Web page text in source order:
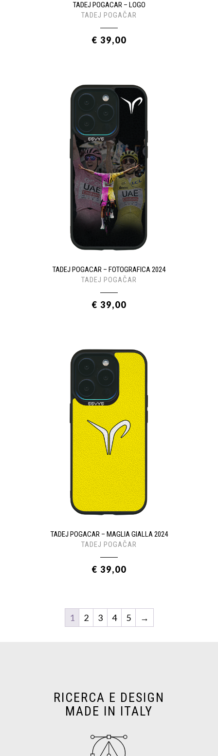
TADEJ POGACAR – LOGO
TADEJ POGAČAR
€ 39,00
TADEJ POGACAR – FOTOGRAFICA 2024
TADEJ POGAČAR
€ 39,00
TADEJ POGACAR – MAGLIA GIALLA 2024
TADEJ POGAČAR
€ 39,00
1 2 3 4 5 →
RICERCA E DESIGN
MADE IN ITALY